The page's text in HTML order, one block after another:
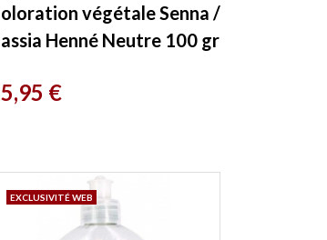
végétale Senna /
Henné Neutre 100 gr
€
EXCLUSIVITÉ WEB